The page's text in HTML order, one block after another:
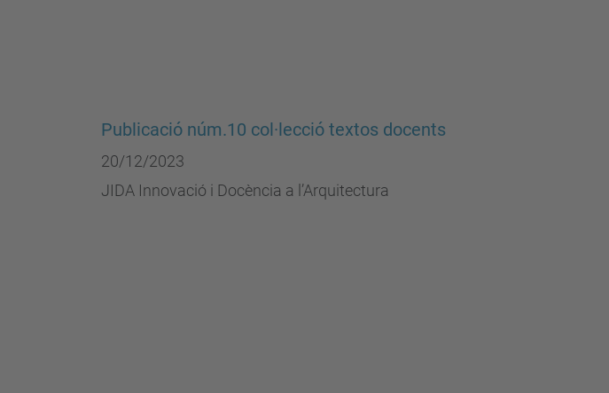
Publicació núm.10 col·lecció textos docents
20/12/2023
JIDA Innovació i Docència a l’Arquitectura